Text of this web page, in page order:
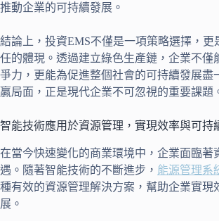
推動企業的可持續發展。
結論上，投資EMS不僅是一項策略選擇，更
任的體現。透過建立綠色生產鏈，企業不僅
爭力，更能為促進整個社會的可持續發展盡
贏局面，正是現代企業不可忽視的重要課題
智能技術應用於資源管理，實現效率與可持
在當今快速變化的商業環境中，企業面臨著
遇。隨著智能技術的不斷進步， 能源管理系
種有效的資源管理解決方案，幫助企業實現
展。